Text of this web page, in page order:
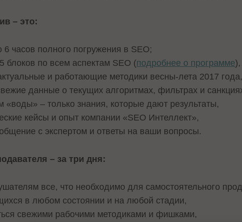
– это:
6 часов полного погружения в SEO;
блоков по всем аспектам SEO (подробнее о программе),
и работающие методики весны-лета 2017 года,
данные о текущих алгоритмах, фильтрах и
«воды» – только знания, которые дают результаты,
кейсы и опыт компании «SEO Интеллект»,
с экспертом и ответы на ваши вопросы.
– за три дня:
все, что необходимо для самостоятельного
в любом состоянии и на любой стадии,
свежими рабочими методиками и фишками,